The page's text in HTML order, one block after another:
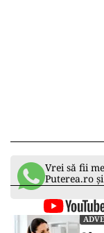
Vrei să fii
Puterea.ro